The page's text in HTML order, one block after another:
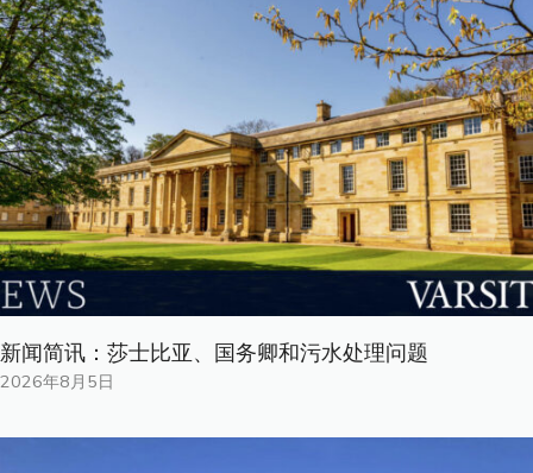
新闻简讯：莎士比亚、国务卿和污水处理问题
2026年8月5日